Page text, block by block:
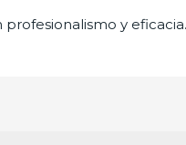
y eficacia.